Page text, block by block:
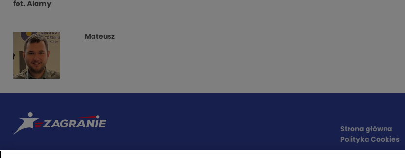
fot. Alamy
Mateusz
Strona główna
Polityka Cookies